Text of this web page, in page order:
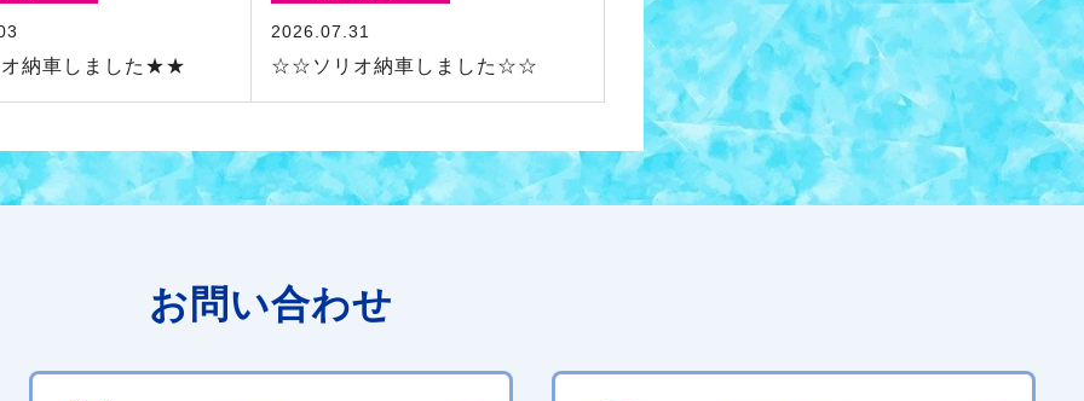
納車しました★★
2026.07.31
☆☆ソリオ納車しました☆☆
お問い合わせ